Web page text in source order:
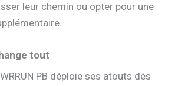
leur chemin ou opter pour une
tout
PB déploie ses atouts dès